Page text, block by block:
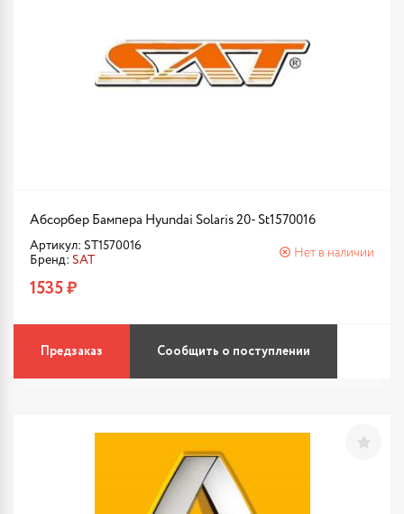
Абсорбер Бампера Hyundai Solaris 20- St1570016
Артикул: ST1570016
Бренд: SAT
Нет в наличии
1535 ₽
Предзаказ Сообщить о поступлении